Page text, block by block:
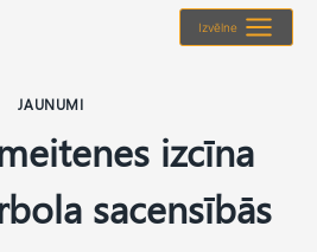
Izvēlne
JAUNUMI
izcīna
sacensībās